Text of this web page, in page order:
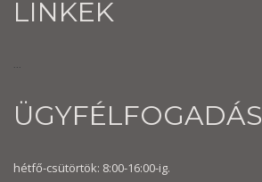
LINKEK
ÜGYFÉLFOGADÁS
hétfő-csütörtök: 8:00-16:00-ig.